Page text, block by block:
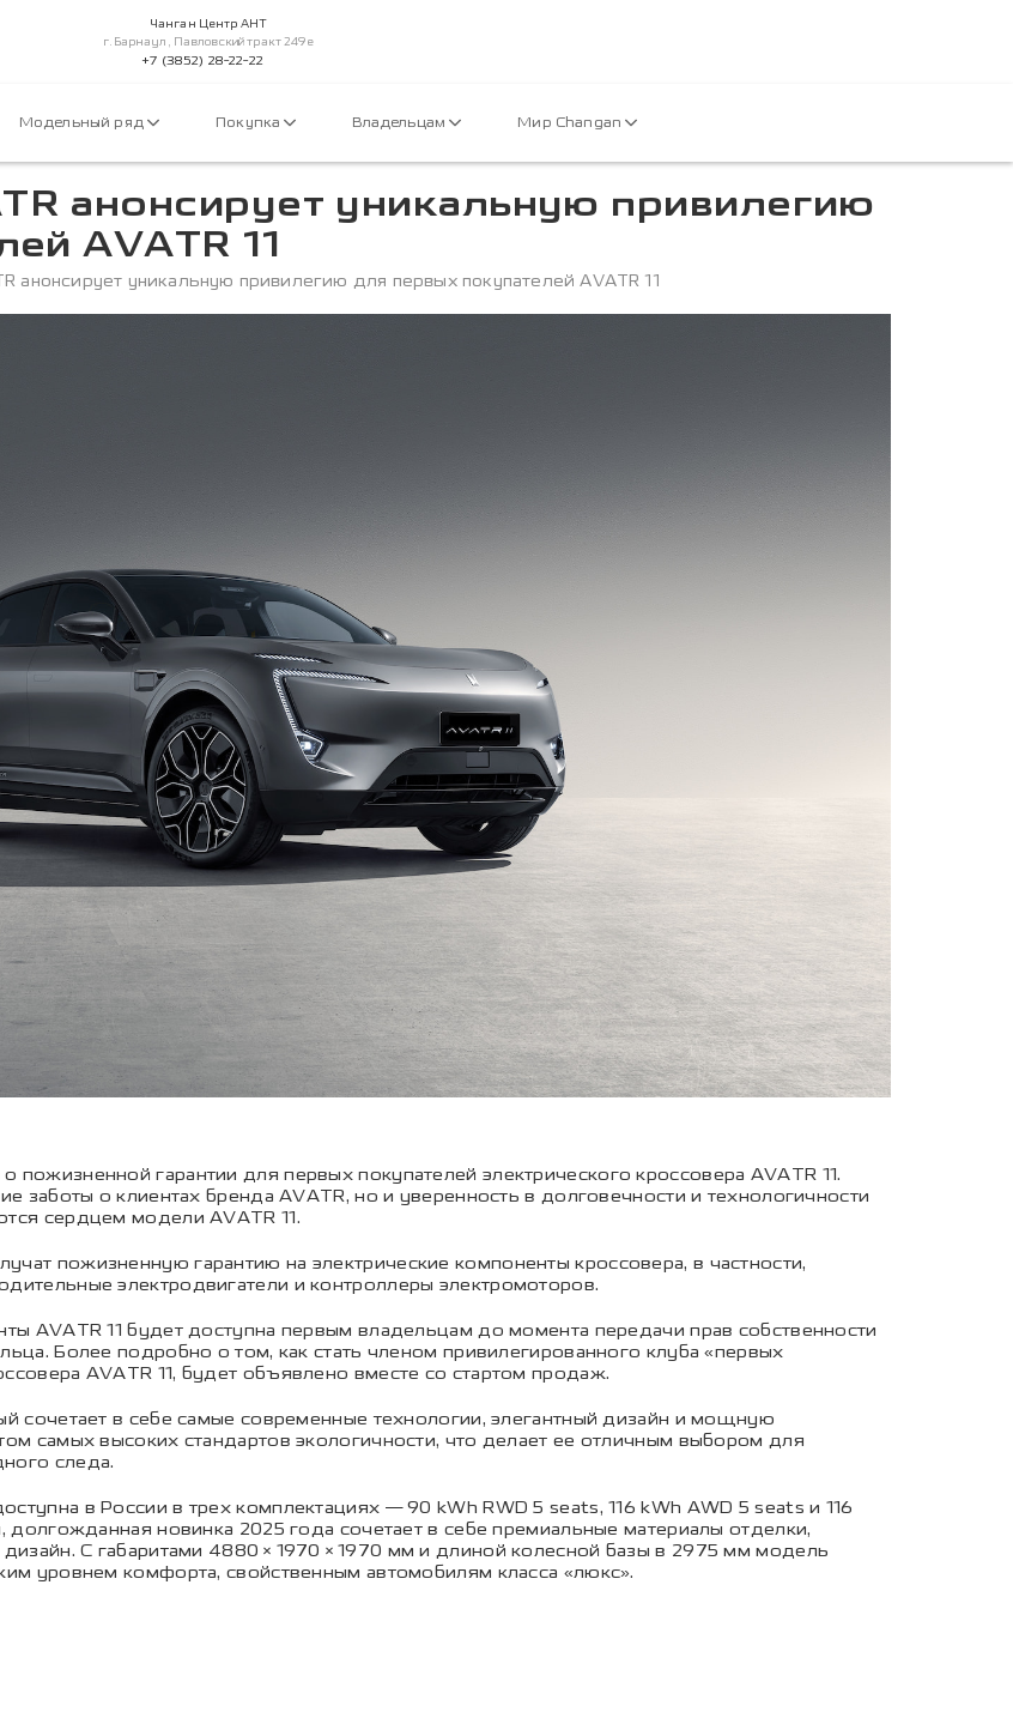
Чанган Центр АНТ
г.Барнаул, Павловский тракт 249е
+7 (3852) 28-22-22
Модельный ряд Покупка Владельцам Мир Changan
анонсирует уникальную привилегию
AVATR 11
анонсирует уникальную привилегию для первых покупателей AVATR 11
гарантии для первых покупателей электрического кроссовера AVATR 11.
заботы о клиентах бренда AVATR, но и уверенность в долговечности и технологичности
сердцем модели AVATR 11.
пожизненную гарантию на электрические компоненты кроссовера, в частности,
электродвигатели и контроллеры электромоторов.
AVATR 11 будет доступна первым владельцам до момента передачи прав собственности
Более подробно о том, как стать членом привилегированного клуба «первых
AVATR 11, будет объявлено вместе со стартом продаж.
сочетает в себе самые современные технологии, элегантный дизайн и мощную
самых высоких стандартов экологичности, что делает ее отличным выбором для
следа.
в России в трех комплектациях — 90 kWh RWD 5 seats, 116 kWh AWD 5 seats и 116
новинка 2025 года сочетает в себе премиальные материалы отделки,
С габаритами 4880×1970×1970 мм и длиной колесной базы в 2975 мм модель
уровнем комфорта, свойственным автомобилям класса «люкс».